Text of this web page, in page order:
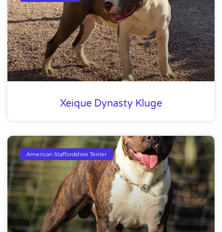
Xeique Dynasty Kluge
American Staffordshire Terrier